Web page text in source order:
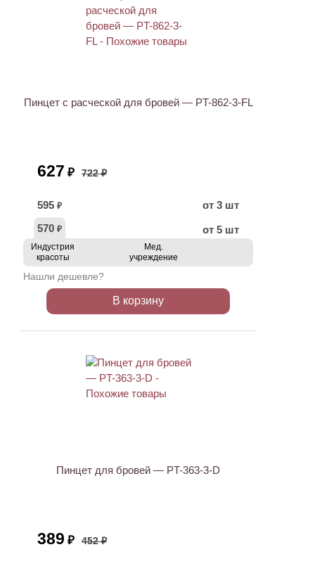
Пинцет с расческой для бровей — PT-862-3-FL
627 ₽ 722 ₽
595 ₽
от 3 шт
570 ₽ от 5 шт
Индустрия
красоты
Мед.
учреждение
Нашли дешевле?
В корзину
Пинцет для бровей — PT-363-3-D
389 ₽ 452 ₽